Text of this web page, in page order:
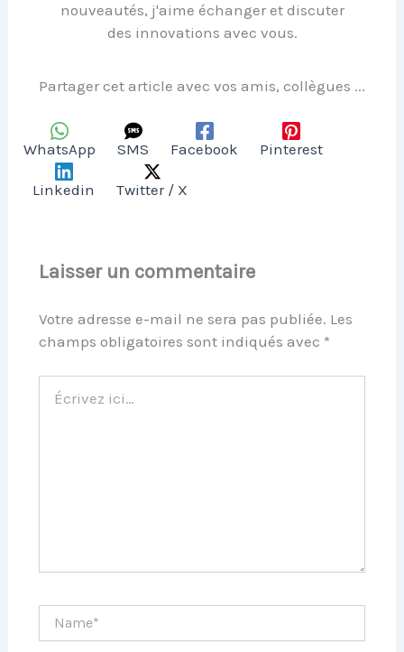
nouveautés, j'aime échanger et discuter
des innovations avec vous.
Partager cet article avec vos amis, collègues ...
WhatsApp SMS Facebook Pinterest
Linkedin Twitter / X
Laisser un commentaire
Votre adresse e-mail ne sera pas publiée. Les
champs obligatoires sont indiqués avec *
ici…